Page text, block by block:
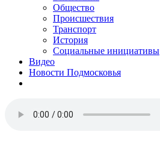
Общество
Происшествия
Транспорт
История
Социальные инициативы
Видео
Новости Подмосковья